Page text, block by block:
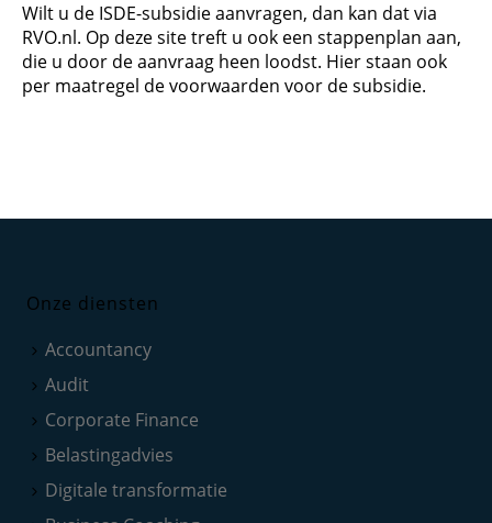
Wilt u de ISDE-subsidie aanvragen, dan kan dat via
RVO.nl. Op deze site treft u ook een stappenplan aan,
die u door de aanvraag heen loodst. Hier staan ook
per maatregel de voorwaarden voor de subsidie.
Onze diensten
Accountancy
Audit
Corporate Finance
Belastingadvies
Digitale transformatie